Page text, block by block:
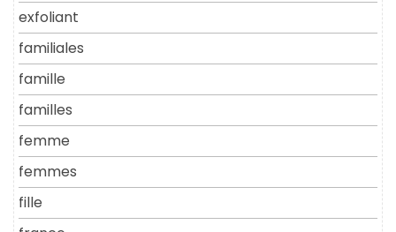
exfoliant
familiales
famille
familles
femme
femmes
fille